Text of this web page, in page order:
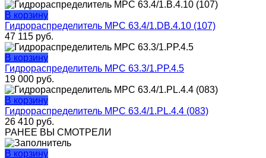
В корзину
Гидрораспределитель МРС 63.4/1.DВ.4.10 (107)
47 115 руб.
В корзину
Гидрораспределитель МРС 63.3/1.PP.4.5
19 000 руб.
В корзину
Гидрораспределитель МРС 63.4/1.РL.4.4 (083)
26 410 руб.
РАНЕЕ ВЫ СМОТРЕЛИ
В корзину